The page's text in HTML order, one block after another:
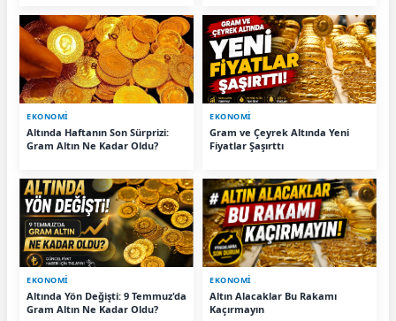
EKONOMİ
Altında Haftanın Son Sürprizi:
Gram Altın Ne Kadar Oldu?
EKONOMİ
Gram ve Çeyrek Altında Yeni
Fiyatlar Şaşırttı
EKONOMİ
Altında Yön Değişti: 9 Temmuz'da
Gram Altın Ne Kadar Oldu?
EKONOMİ
Altın Alacaklar Bu Rakamı
Kaçırmayın